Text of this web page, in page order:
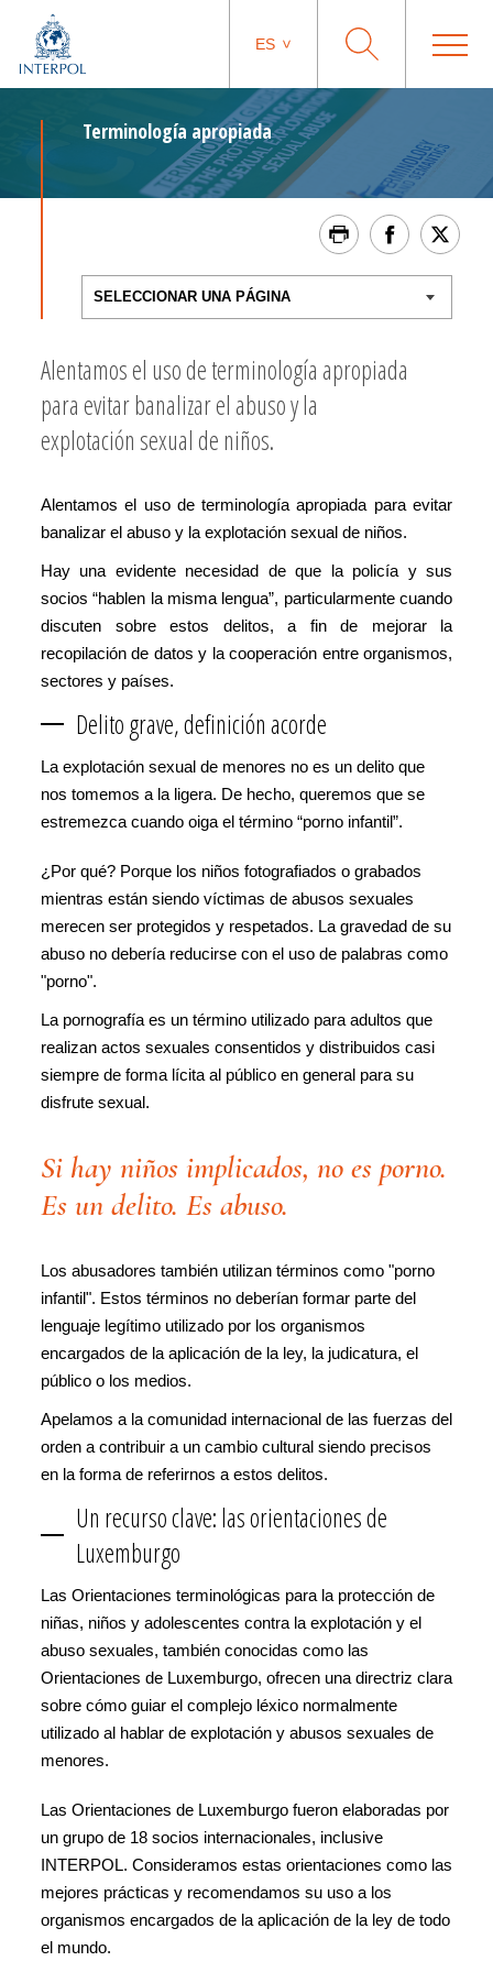
ES
Terminología apropiada
Alentamos el uso de terminología apropiada
para evitar banalizar el abuso y la
explotación sexual de niños.
Alentamos el uso de terminología apropiada para evitar
banalizar el abuso y la explotación sexual de niños.
Hay una evidente necesidad de que la policía y sus
socios “hablen la misma lengua”, particularmente cuando
discuten sobre estos delitos, a fin de mejorar la
recopilación de datos y la cooperación entre organismos,
sectores y países.
Delito grave, definición acorde
La explotación sexual de menores no es un delito que
nos tomemos a la ligera. De hecho, queremos que se
estremezca cuando oiga el término “porno infantil”.
¿Por qué? Porque los niños fotografiados o grabados
mientras están siendo víctimas de abusos sexuales
merecen ser protegidos y respetados. La gravedad de su
abuso no debería reducirse con el uso de palabras como
"porno".
La pornografía es un término utilizado para adultos que
realizan actos sexuales consentidos y distribuidos casi
siempre de forma lícita al público en general para su
disfrute sexual.
Si hay niños implicados, no es porno.
Es un delito. Es abuso.
Los abusadores también utilizan términos como "porno
infantil". Estos términos no deberían formar parte del
lenguaje legítimo utilizado por los organismos
encargados de la aplicación de la ley, la judicatura, el
público o los medios.
Apelamos a la comunidad internacional de las fuerzas del
orden a contribuir a un cambio cultural siendo precisos
en la forma de referirnos a estos delitos.
Un recurso clave: las orientaciones de
Luxemburgo
Las Orientaciones terminológicas para la protección de
niñas, niños y adolescentes contra la explotación y el
abuso sexuales, también conocidas como las
Orientaciones de Luxemburgo, ofrecen una directriz clara
sobre cómo guiar el complejo léxico normalmente
utilizado al hablar de explotación y abusos sexuales de
menores.
Las Orientaciones de Luxemburgo fueron elaboradas por
un grupo de 18 socios internacionales, inclusive
INTERPOL. Consideramos estas orientaciones como las
mejores prácticas y recomendamos su uso a los
organismos encargados de la aplicación de la ley de todo
el mundo.